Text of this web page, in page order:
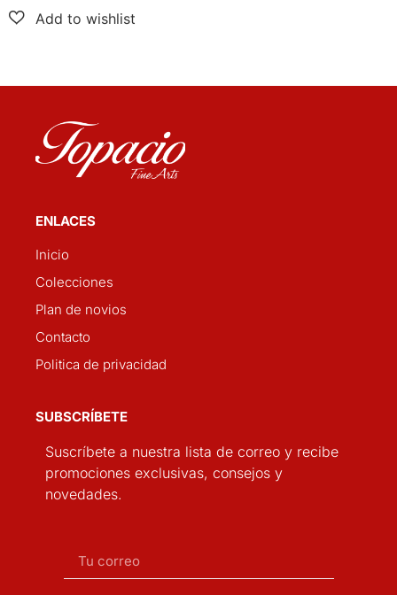
ENLACES
Inicio
Colecciones
Plan de novios
Contacto
Politica de privacidad
SUBSCRÍBETE
Suscríbete a nuestra lista de correo y recibe
promociones exclusivas, consejos y
novedades.